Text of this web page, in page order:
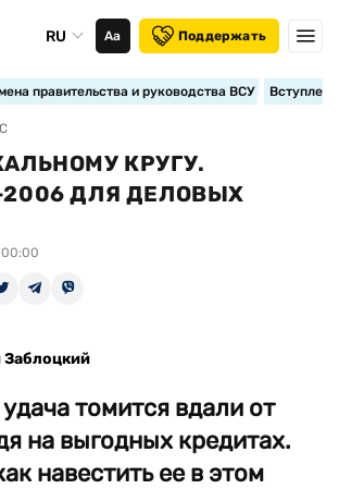
RU Аа Поддержать
правительства и руководства ВСУ
КРУГУ.
ДЛЯ ДЕЛОВЫХ
00:00
Заблоцкий
томится вдали от
на выгодных кредитах.
навестить ее в этом